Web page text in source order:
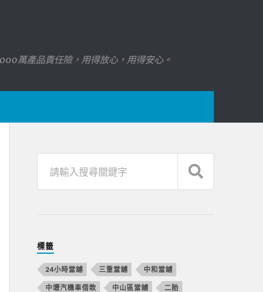
萬產品責任險，用得放心，用得安心。
標籤
24小時當舖 三重當舖 中和當舖
中壢汽機車借款 中山區當舖 二胎